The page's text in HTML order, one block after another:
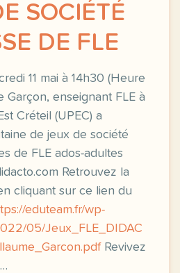
SOCIÉTÉ
DE FLE
11 mai à 14h30 (Heure
Garçon, enseignant FLE à
Créteil (UPEC) a
de jeux de société
de FLE ados-adultes
Retrouvez la
cliquant sur ce lien du
eduteam.fr/wp-
05/Jeux_FLE_DIDAC
Revivez